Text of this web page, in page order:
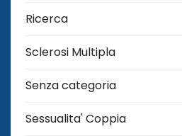
Ricerca
Sclerosi Multipla
Senza categoria
Sessualita' Coppia